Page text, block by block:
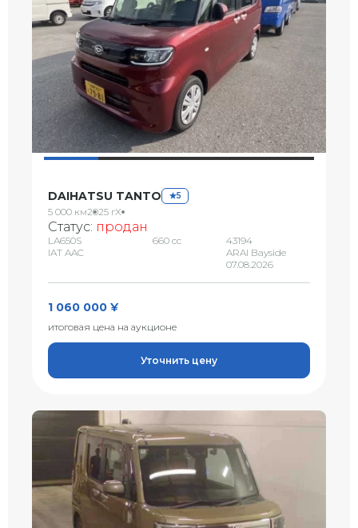
DAIHATSU TANTO 5
5 000 км2025 гX
Статус: продан
LA650S
IAT AAC
660 сс
43194
ARAI Bayside
07.08.2026
1 060 000 ¥
итоговая цена на аукционе
Уточнить цену